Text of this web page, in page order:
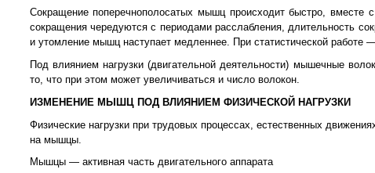
Сокращение поперечнополосатых мышц происходит быстро, вместе
сокращения чередуются с периодами расслабления, длительность
и утомление мышц наступает медленнее. При статистической работе
Под влиянием нагрузки (двигательной деятельности) мышечные
то, что при этом может увеличиваться и число волокон.
ИЗМЕНЕНИЕ МЫШЦ ПОД ВЛИЯНИЕМ ФИЗИЧЕСКОЙ НАГРУЗКИ
Физические нагрузки при трудовых процессах, естественных
на мышцы.
Мышцы — активная часть двигательного аппарата